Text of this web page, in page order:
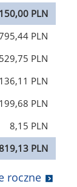
PLN
PLN
529,75 PLN
136,11 PLN
199,68 PLN
8,15 PLN
PLN
roczne